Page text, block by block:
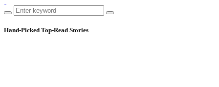
Hand-Picked Top-Read Stories